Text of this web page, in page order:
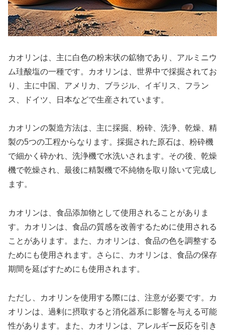
カオリンは、主に白色の粉末状の鉱物であり、アルミニウ
ム珪酸塩の一種です。カオリンは、世界中で採掘されてお
り、主に中国、アメリカ、ブラジル、イギリス、フラン
ス、ドイツ、日本などで生産されています。
カオリンの製造方法は、主に採掘、粉砕、洗浄、乾燥、精
製の5つの工程からなります。採掘された原石は、粉砕機
で細かく砕かれ、洗浄機で水洗いされます。その後、乾燥
機で乾燥され、最後に精製機で不純物を取り除いて完成し
ます。
カオリンは、食品添加物として使用されることがありま
す。カオリンは、食品の質感を改善するために使用される
ことがあります。また、カオリンは、食品の色を調整する
ためにも使用されます。さらに、カオリンは、食品の保存
期間を延ばすためにも使用されます。
ただし、カオリンを使用する際には、注意が必要です。カ
オリンは、過剰に摂取すると消化器系に影響を与える可能
性があります。また、カオリンは、アレルギー反応を引き